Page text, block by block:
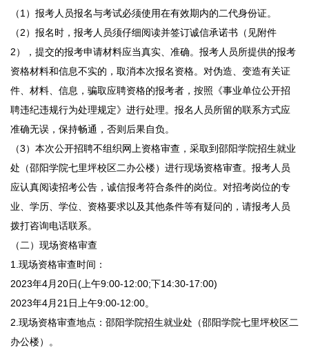
（1）报考人员报名与考试必须使用在有效期内的二代身份证。
（2）报名时，报考人员须仔细阅读并签订诚信承诺书（见附件
2），提交的报考申请材料应当真实、准确。报考人员所提供的报考
资格材料和信息不实的，取消本次报名资格。对伪造、变造有关证
件、材料、信息，骗取应聘资格的报考者，按照《事业单位公开招
聘违纪违规行为处理规定》进行处理。报名人员所留的联系方式应
准确无误，保持畅通，否则后果自负。
（3）本次公开招聘不组织网上资格审查，采取到邵阳学院招生就业
处（邵阳学院七里坪校区二办公楼）进行现场资格审查。报考人员
应认真阅读招考公告，诚信报考符合条件的岗位。对招考岗位的专
业、学历、学位、资格要求以及其他条件等有疑问的，请报考人员
拨打咨询电话联系。
（二）现场资格审查
1.现场资格审查时间：
2023年4月20日(上午9:00-12:00;下14:30-17:00)
2023年4月21日上午9:00-12:00。
2.现场资格审查地点：邵阳学院招生就业处（邵阳学院七里坪校区二
办公楼）。